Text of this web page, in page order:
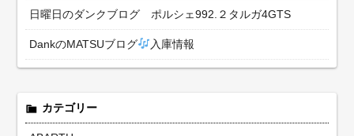
日曜日のダンクブログ ポルシェ992.２タルガ4GTS
DankのMATSUブログ 入庫情報
カテゴリー